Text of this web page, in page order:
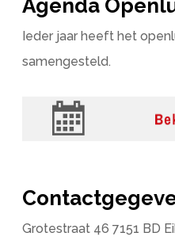
Agenda
Ieder jaar heeft het
samengesteld.
Grotestraat 46 7151 BD